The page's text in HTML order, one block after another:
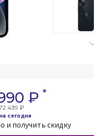
₽ *
439 ₽
сегодня
и получить скидку